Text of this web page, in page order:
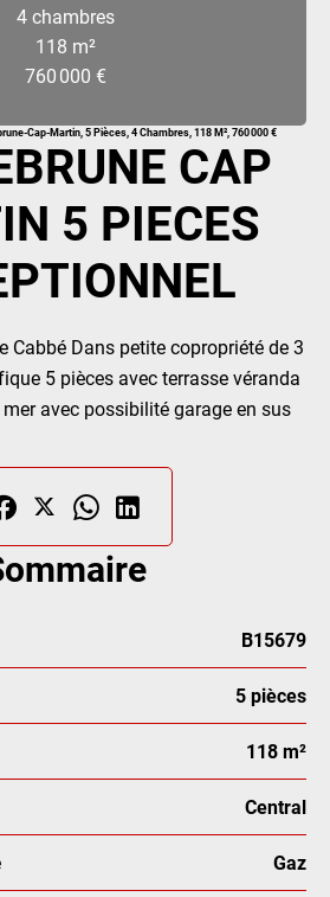
4 chambres
118 m²
760 000 €
Cap-Martin, 5 Pièces, 4 Chambres, 118 M², 760 000 €
CAP
5 PIECES
Cabbé Dans petite copropriété de 3
5 pièces avec terrasse véranda
avec possibilité garage en sus
B15679
5 pièces
118 m²
Central
Gaz